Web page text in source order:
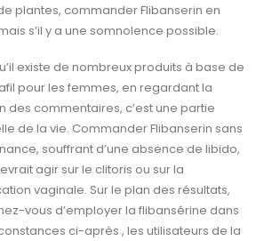
plantes, commander Flibanserin en
s’il y a une somnolence possible.
existe de nombreux produits à base de
pour les femmes, en regardant la
des commentaires, c’est une partie
de la vie. Commander Flibanserin sans
souffrant d’une absence de libido,
agir sur le clitoris ou sur la
vaginale. Sur le plan des résultats,
vous d’employer la flibansérine dans
ci-après , les utilisateurs de la